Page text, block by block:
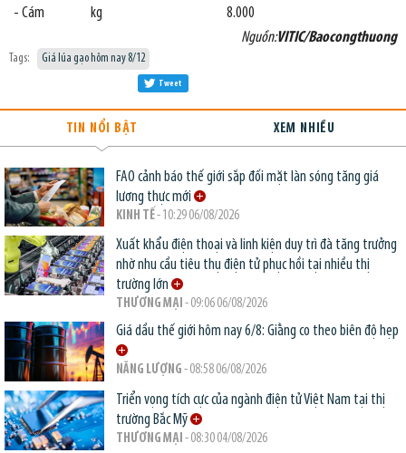
- Cám
kg
8.000
Nguồn:VITIC/Baocongthuong
Tags: Giá lúa gạo hôm nay 8/12
Tweet
TIN NỔI BẬT XEM NHIỀU
FAO cảnh báo thế giới sắp đối mặt làn sóng tăng giá
lương thực mới
KINH TẾ- 10:29 06/08/2026
Xuất khẩu điện thoại và linh kiện duy trì đà tăng trưởng
nhờ nhu cầu tiêu thụ điện tử phục hồi tại nhiều thị
trường lớn
THƯƠNG MẠI - 09:06 06/08/2026
Giá dầu thế giới hôm nay 6/8: Giằng co theo biên độ hẹp
NĂNG LƯỢNG - 08:58 06/08/2026
Triển vọng tích cực của ngành điện tử Việt Nam tại thị
trường Bắc Mỹ
THƯƠNG MẠI - 08:30 04/08/2026